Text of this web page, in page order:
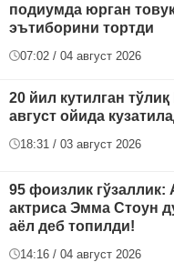
подиумда юрган
эътиборини тортди
07:02 / 04 август 2026
20 йил кутилган
август ойида
18:31 / 03 август 2026
95 фоизлик гўзаллик:
актриса Эмма Стоун
аёл деб топилди!
14:16 / 04 август 2026